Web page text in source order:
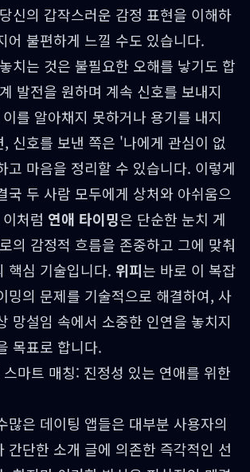
신의 갑작스러운 감정 표현을 이해하
어 불편하게 느낄 수도 있습니다.
치는 것은 불필요한 오해를 낳기도 합
발전을 원하며 계속 신호를 보내지
를 알아채지 못하거나 용기를 내지
신호를 보낸 쪽은 '나에게 관심이 없
고 마음을 정리할 수 있습니다. 이렇게
국 두 사람 모두에게 상처와 아쉬움으
처럼 연애 타이밍은 단순한 눈치 게
의 감정적 흐름을 존중하고 그에 맞춰
핵심 기술입니다. 위피는 바로 이 복잡
밍의 문제를 기술적으로 해결하여, 사
망설임 속에서 소중한 인연을 놓치지
목표로 합니다.
마트 매칭: 진정성 있는 연애를 위한
많은 데이팅 앱들은 대부분 사용자의
간단한 소개 글에 의존한 즉각적인 선